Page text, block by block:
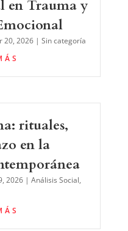
en Trauma y
20, 2026| Sin categoría
rituales,
en la
2026| Análisis Social,